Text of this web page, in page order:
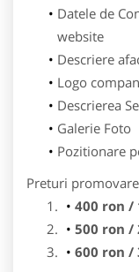
Datele de
website
Descriere
Logo
Descrierea
Galerie Foto
Pozitionare
Preturi
400 ron /
500 ron /
600 ron /